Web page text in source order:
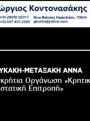
ΜΕΤΑΞΑΚΗ ΑΝΝΑ
Οργάνωση
Eπιτροπή»